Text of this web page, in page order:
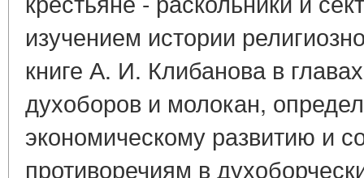
изучением истории
книге А. И. Клибанова в
духоборов и молокан,
экономическому развитию и
противоречиям в